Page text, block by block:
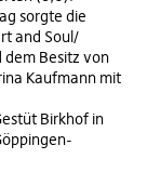
sorgte die
and Soul/
dem Besitz von
Kaufmann mit
Birkhof in